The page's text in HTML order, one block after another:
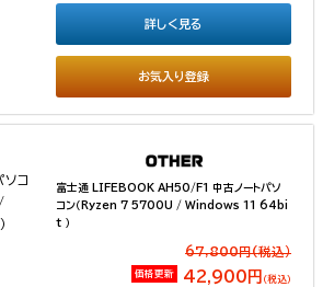
お気入り登録
詳しく見る
富士通 LIFEBOOK AH50/F1 中古ノートパソ
コン（Ryzen 7 5700U / Windows 11 64bi
t ）
67,800円(税込）
価格更新 42,900円 （税込）